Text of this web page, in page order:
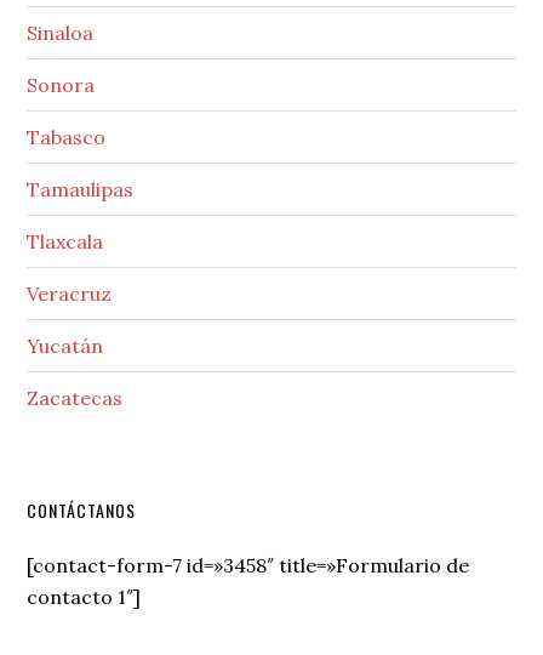
Sinaloa
Sonora
Tabasco
Tamaulipas
Tlaxcala
Veracruz
Yucatán
Zacatecas
Secondary
Sidebar
CONTÁCTANOS
[contact-form-7 id=»3458″ title=»Formulario de
contacto 1″]